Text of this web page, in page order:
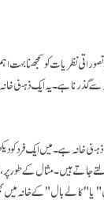
نظریات کو سمجھنا بہت
سے گذرنا ہے۔ یہ ایک ذہنی
خانہ ہے۔ میں ایک فرد کو
جاتے ہیں۔ مثال کے طور
"کالے بال" کے خانہ میں